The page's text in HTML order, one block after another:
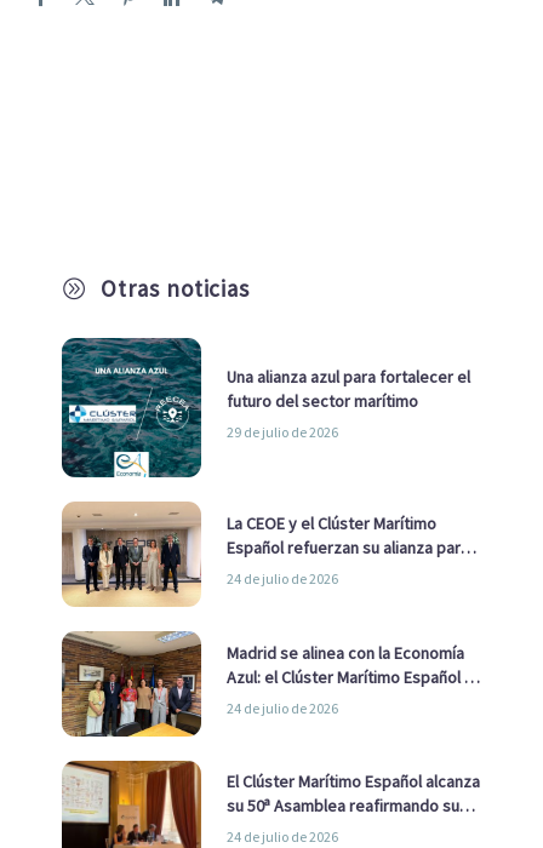
A Otras noticias
Una alianza azul para fortalecer el
futuro del sector marítimo
29 de julio de 2026
La CEOE y el Clúster Marítimo
Español refuerzan su alianza para
impulsar una estrategia Nacional
24 de julio de 2026
Madrid se alinea con la Economía
Azul: el Clúster Marítimo Español y
la Real Liga Naval avanzan alianzas
24 de julio de 2026
El Clúster Marítimo Español alcanza
su 50ª Asamblea reafirmando su
liderazgo en la Economía Azul
24 de julio de 2026